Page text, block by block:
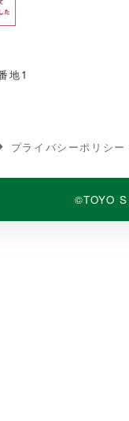
地1
プライバシーポリシー
©TOYO